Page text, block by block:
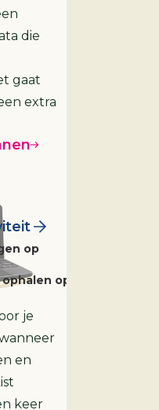
die
gaat
extra
op
op
je
en
keer